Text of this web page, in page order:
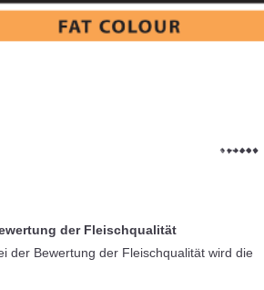
der Fleischqualität
der Bewertung der Fleischqualität wird die